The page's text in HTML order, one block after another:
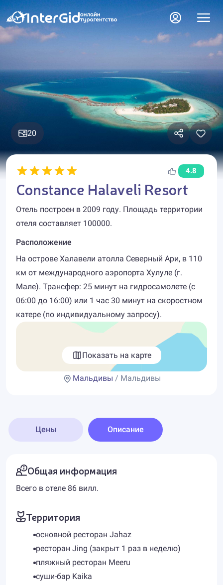
20
4.8
Constance Halaveli Resort
Отель построен в 2009 году. Площадь территории
отеля составляет 100000.
Расположение
На острове Халавели атолла Северный Ари, в 110
км от международного аэропорта Хулуле (г.
Мале). Трансфер: 25 минут на гидросамолете (c
06:00 до 16:00) или 1 час 30 минут на скоростном
катере (по индивидуальному запросу).
Показать на карте
Мальдивы / Мальдивы
Цены Описание
Общая информация
Всего в отеле 86 вилл.
Территория
основной ресторан Jahaz
ресторан Jing (закрыт 1 раз в неделю)
пляжный ресторан Meeru
суши-бар Kaika